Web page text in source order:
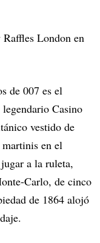
London en
de 007 es el
Casino
vestido de
en el
a la ruleta,
Carlo, de cinco
de 1864 alojó